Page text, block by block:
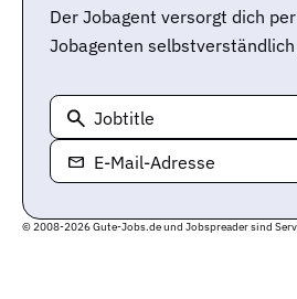
Der Jobagent versorgt dich
Jobagenten
Jobtitle
E-Mail-Adresse
© 2008-2026 Gute-Jobs.de und Jobspreader sind